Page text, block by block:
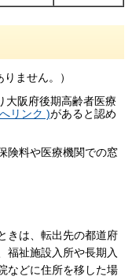
ません。）
大阪府後期高齢者医療
リンク )があると認め
料や医療機関での窓
きは、転出先の都道府
福祉施設入所や長期入
などに住所を移した場